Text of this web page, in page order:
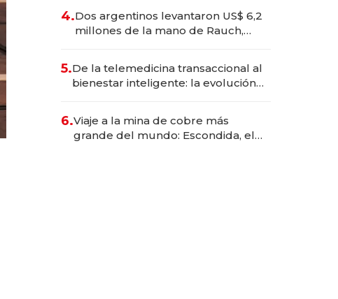
deportivo y el cuidado corporal
4.Dos argentinos levantaron US$ 6,2
millones de la mano de Rauch,
5.De la telemedicina transaccional al
bienestar inteligente: la evolución
6.Viaje a la mina de cobre más
grande del mundo: Escondida, el